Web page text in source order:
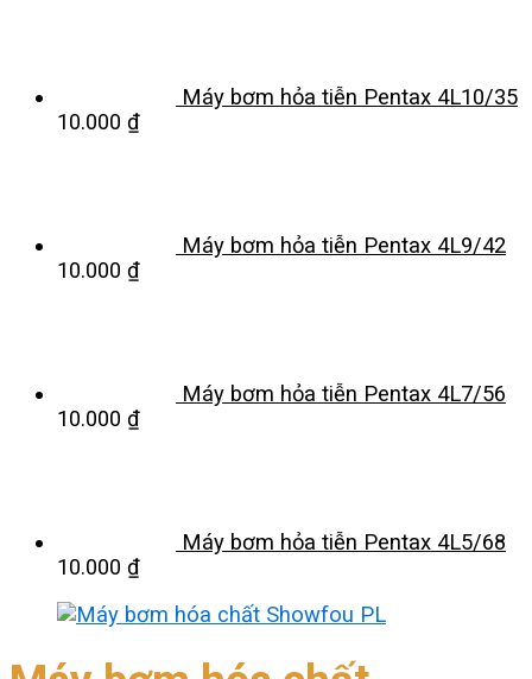
Máy bơm hỏa tiễn Pentax 4L10/35
10.000 ₫
Máy bơm hỏa tiễn Pentax 4L9/42
10.000 ₫
Máy bơm hỏa tiễn Pentax 4L7/56
10.000 ₫
Máy bơm hỏa tiễn Pentax 4L5/68
10.000 ₫